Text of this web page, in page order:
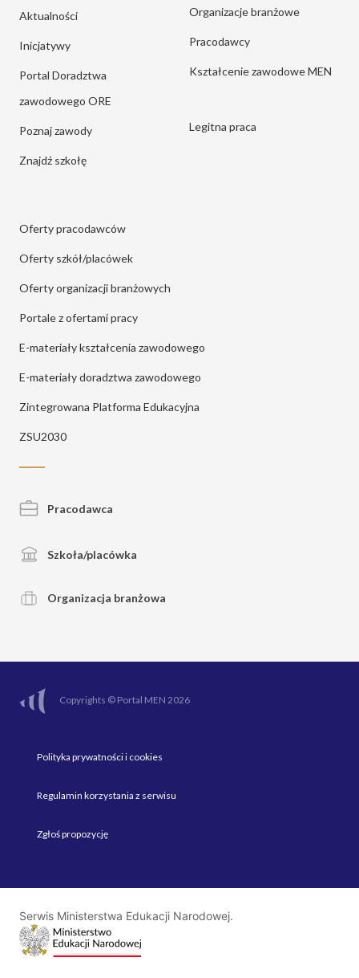
Aktualności
Inicjatywy
Portal Doradztwa
zawodowego ORE
Poznaj zawody
Znajdź szkołę
Organizacje branżowe
Pracodawcy
Kształcenie zawodowe MEN
Legitna praca
Oferty pracodawców
Oferty szkół/placówek
Oferty organizacji branżowych
Portale z ofertami pracy
E-materiały kształcenia zawodowego
E-materiały doradztwa zawodowego
Zintegrowana Platforma Edukacyjna
ZSU2030
Pracodawca
Szkoła/placówka
Organizacja branżowa
Copyrights © Portal MEN 2026
Polityka prywatności i cookies
Regulamin korzystania z serwisu
Zgłoś propozycję
Serwis Ministerstwa Edukacji Narodowej.